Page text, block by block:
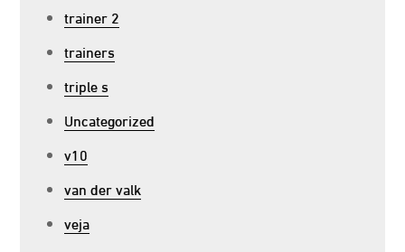
trainer 2
trainers
triple s
Uncategorized
v10
van der valk
veja